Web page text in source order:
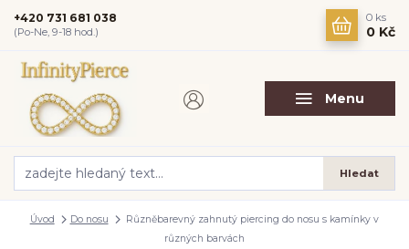
Menu
Hledat
+420 731 681 038
(Po-Ne, 9-18 hod.)
0 ks
0 Kč
Úvod Do nosu
Různěbarevný zahnutý piercing do nosu s kamínky v
různých barvách